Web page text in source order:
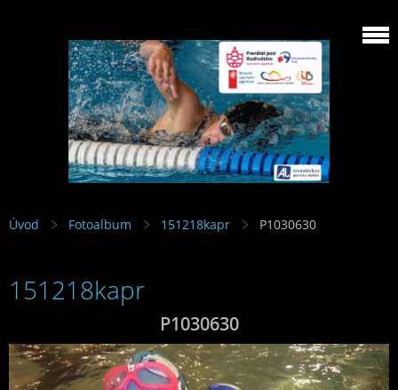
Úvod Fotoalbum 151218kapr P1030630
151218kapr
P1030630